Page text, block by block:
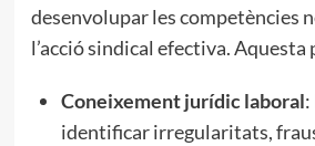
desenvolupar les competències
l’acció sindical efectiva.
Coneixement jurídic laboral
identificar irregularitats,